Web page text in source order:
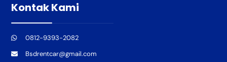
Kontak Kami
0812-9393-2082
Bsdrentcar@gmail.com